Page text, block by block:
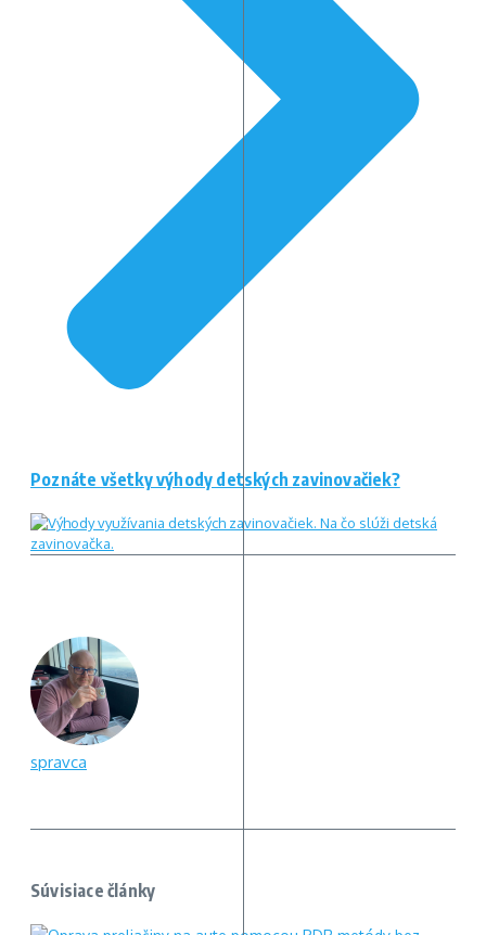
Poznáte všetky výhody detských zavinovačiek?
spravca
Súvisiace články